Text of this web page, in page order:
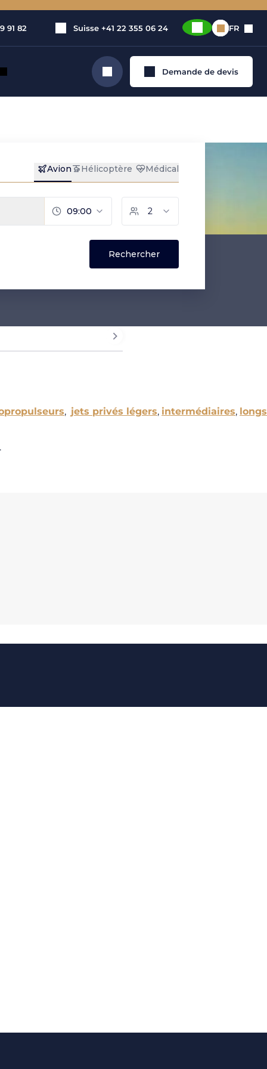
91 82 Suisse +41 22 355 06 24 FR
Rechercher Demande de devis
, jets privés légers, intermédiaires, longs
.